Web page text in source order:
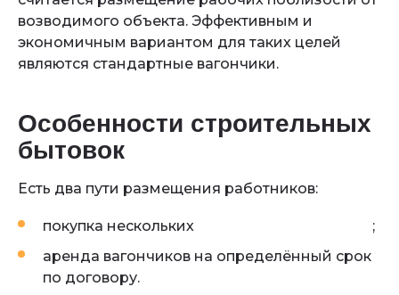
возводимого объекта. Эффективным и
экономичным вариантом для таких целей
являются стандартные вагончики.
Особенности строительных
бытовок
Есть два пути размещения работников:
покупка нескольких
;
аренда вагончиков на определённый срок
по договору.